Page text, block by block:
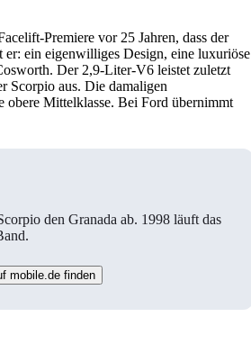
Premiere vor 25 Jahren, dass der
ein eigenwilliges Design, eine luxuriöse
Der 2,9-Liter-V6 leistet zuletzt
Scorpio aus. Die damaligen
obere Mittelklasse. Bei Ford übernimmt
den Granada ab. 1998 läuft das
mobile.de finden